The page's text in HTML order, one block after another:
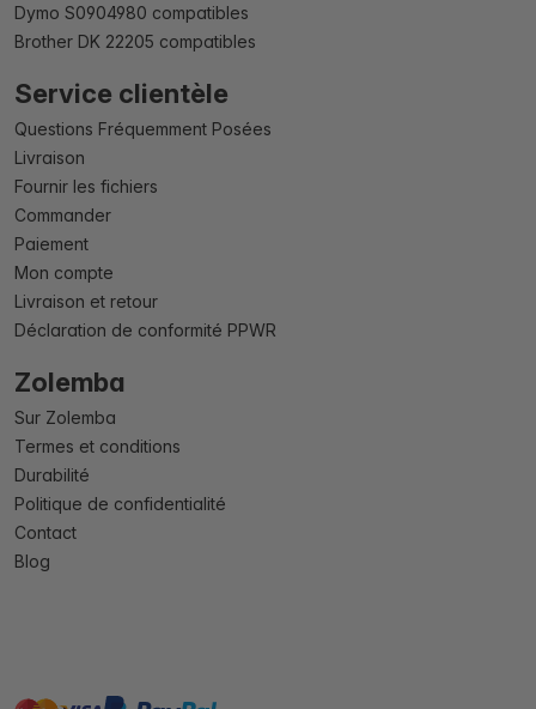
Dymo S0904980 compatibles
Brother DK 22205 compatibles
Service clientèle
Questions Fréquemment Posées
Livraison
Fournir les fichiers
Commander
Paiement
Mon compte
Livraison et retour
Déclaration de conformité PPWR
Zolemba
Sur Zolemba
Termes et conditions
Durabilité
Politique de confidentialité
Contact
Blog
mastervisa